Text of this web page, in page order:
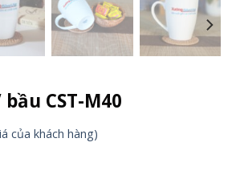
CST-M40
của khách hàng)